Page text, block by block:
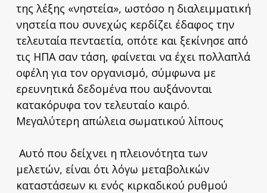
της λέξης «νηστεία», ωστόσο η διαλειμματική
νηστεία που συνεχώς κερδίζει έδαφος την
τελευταία πενταετία, οπότε και ξεκίνησε από
τις ΗΠΑ σαν τάση, φαίνεται να έχει πολλαπλά
οφέλη για τον οργανισμό, σύμφωνα με
ερευνητικά δεδομένα που αυξάνονται
κατακόρυφα τον τελευταίο καιρό.
Μεγαλύτερη απώλεια σωματικού λίπους
Αυτό που δείχνει η πλειονότητα των
μελετών, είναι ότι λόγω μεταβολικών
καταστάσεων κι ενός κιρκαδικού ρυθμού